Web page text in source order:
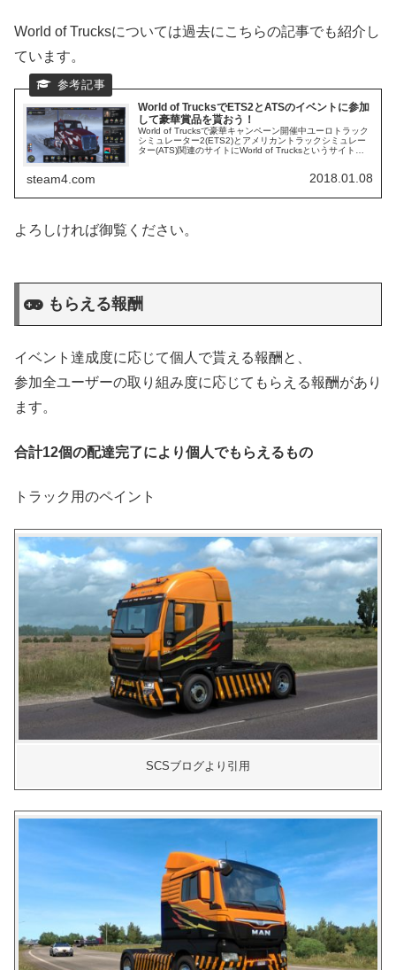
World of Trucksについては過去にこちらの記事でも紹介し
ています。
World of TrucksでETS2とATSのイベントに参加
して豪華賞品を貰おう！
World of Trucksで豪華キャンペーン開催中ユーロトラック
シミュレーター2(ETS2)とアメリカントラックシミュレー
ター(ATS)関連のサイトにWorld of Trucksというサイトが
steam4.com 2018.01.08
よろしければ御覧ください。
もらえる報酬
イベント達成度に応じて個人で貰える報酬と、
参加全ユーザーの取り組み度に応じてもらえる報酬があり
ます。
合計12個の配達完了により個人でもらえるもの
トラック用のペイント
SCSブログより引用